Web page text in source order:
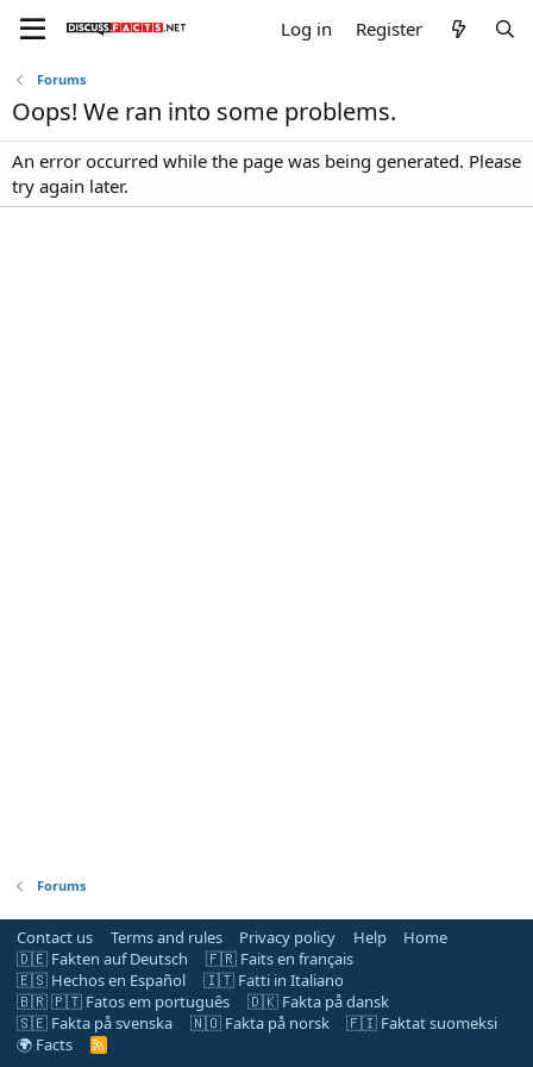
Log in Register
Forums
Oops! We ran into some problems.
An error occurred while the page was being generated. Please
try again later.
Forums
Contact us Terms and rules Privacy policy Help
Home
🇩🇪 Fakten auf Deutsch
🇫🇷 Faits en français
🇪🇸 Hechos en Español
🇮🇹 Fatti in Italiano
🇧🇷 🇵🇹 Fatos em português
🇩🇰 Fakta på dansk
🇸🇪 Fakta på svenska
🇳🇴 Fakta på norsk
🇫🇮 Faktat suomeksi
🌍 Facts
R